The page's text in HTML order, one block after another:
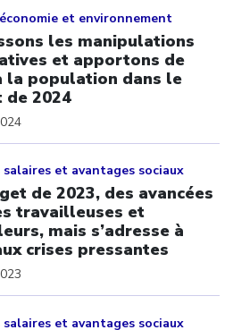
et environnement
les manipulations
et apportons de
la population dans le
de 2024
et avantages sociaux
de 2023, des avancées
travailleuses et
mais s’adresse à
crises pressantes
et avantages sociaux